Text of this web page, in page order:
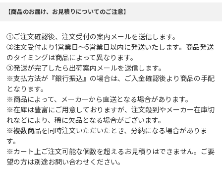
【商品のお届け、お見積りについてのご注意】
①ご注文確認後、注文受付の案内メールを送信します。
②注文受付より1営業日～5営業日以内に発送いたします。商品発送
のタイミングは商品によって異なります。
③発送が完了したら出荷案内メールを送信します。
※支払方法が『銀行振込』の場合は、ご入金確認後より商品の手配
となります。
※商品によって、メーカーから直送となる場合があります。
※在庫は豊富にご用意しておりますが、注文殺到やメーカー在庫切
れなどにより、稀に欠品となる場合がございます。
※複数商品を同時注文いただいたとき、分納になる場合がありま
す。
※カート上ご注文可能な個数を超えるお見積りはできません。ご要
望の方は別途お問い合わせください。